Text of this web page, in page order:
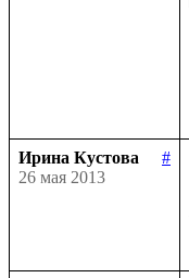
Ирина Кустова
#
26 мая 2013